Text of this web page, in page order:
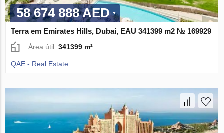
58 674 888 AED
Terra em Emirates Hills, Dubai, EAU 341399 m2 № 169929
Área útil:341399 m²
QAE - Real Estate